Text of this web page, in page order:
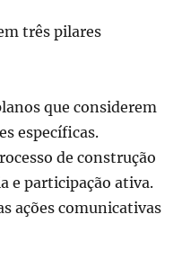
três pilares
que considerem
específicas.
de construção
e participação ativa.
ações comunicativas